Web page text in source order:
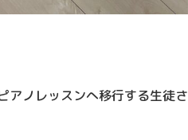
アノレッスンへ移行する生徒さ